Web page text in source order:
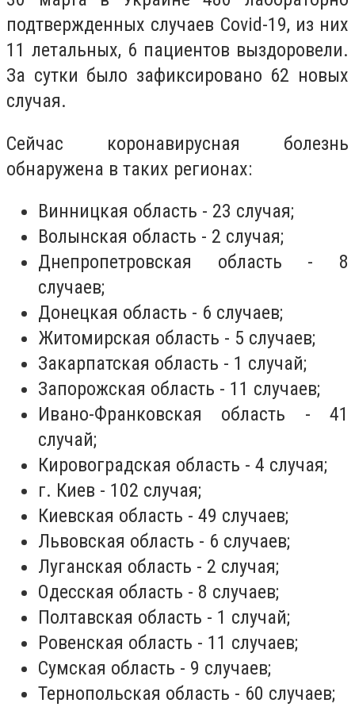
подтвержденных случаев Сovid-19, из них
11 летальных, 6 пациентов выздоровели.
За сутки было зафиксировано 62 новых
случая.
Сейчас коронавирусная болезнь
обнаружена в таких регионах:
Винницкая область - 23 случая;
Волынская область - 2 случая;
Днепропетровская область - 8
случаев;
Донецкая область - 6 случаев;
Житомирская область - 5 случаев;
Закарпатская область - 1 случай;
Запорожская область - 11 случаев;
Ивано-Франковская область - 41
случай;
Кировоградская область - 4 случая;
г. Киев - 102 случая;
Киевская область - 49 случаев;
Львовская область - 6 случаев;
Луганская область - 2 случая;
Одесская область - 8 случаев;
Полтавская область - 1 случай;
Ровенская область - 11 случаев;
Сумская область - 9 случаев;
Тернопольская область - 60 случаев;